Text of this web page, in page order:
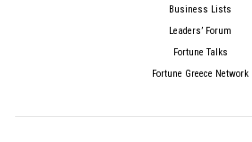
Business Lists
Leaders’ Forum
Fortune Talks
Fortune Greece Network